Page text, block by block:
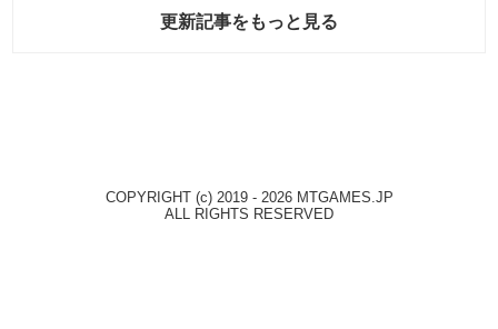
更新記事をもっと見る
COPYRIGHT (c) 2019 - 2026 MTGAMES.JP
ALL RIGHTS RESERVED